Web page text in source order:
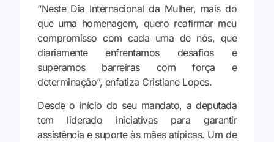
“Neste Dia Internacional da Mulher, mais do
que uma homenagem, quero reafirmar meu
compromisso com cada uma de nós, que
diariamente enfrentamos desafios e
superamos barreiras com força e
determinação”, enfatiza Cristiane Lopes.
Desde o início do seu mandato, a deputada
tem liderado iniciativas para garantir
assistência e suporte às mães atípicas. Um de